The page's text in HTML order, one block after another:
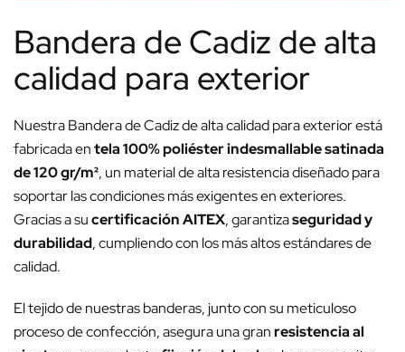
Bandera de Cadiz de alta
calidad para exterior
Nuestra Bandera de Cadiz de alta calidad para exterior está
fabricada entela 100% poliéster indesmallable satinada
de 120 gr/m², un material de alta resistencia diseñado para
soportar las condiciones más exigentes en exteriores.
Gracias a sucertificación AITEX, garantizaseguridad y
durabilidad, cumpliendo con los más altos estándares de
calidad.
El tejido de nuestras banderas, junto con su meticuloso
proceso de confección, asegura una granresistencia al